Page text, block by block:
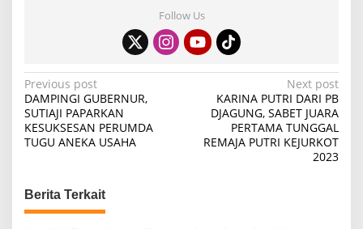
Follow Us
P
o
s
a
Previous post
DAMPINGI GUBERNUR,
SUTIAJI PAPARKAN
KESUKSESAN PERUMDA
TUGU ANEKA USAHA
Next post
KARINA PUTRI DARI PB
DJAGUNG, SABET JUARA
PERTAMA TUNGGAL
REMAJA PUTRI KEJURKOT
2023
Berita Terkait